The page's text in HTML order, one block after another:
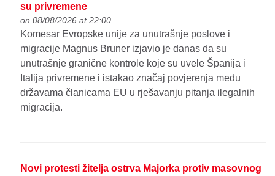
su privremene
on 08/08/2026 at 22:00
Komesar Evropske unije za unutrašnje poslove i
migracije Magnus Bruner izjavio je danas da su
unutrašnje granične kontrole koje su uvele Španija i
Italija privremene i istakao značaj povjerenja među
državama članicama EU u rješavanju pitanja ilegalnih
migracija.
Novi protesti žitelja ostrva Majorka protiv masovnog